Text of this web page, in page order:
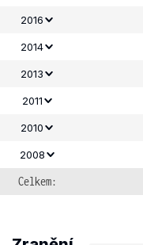
2016
2014
2013
2011
2010
2008
Celkem: